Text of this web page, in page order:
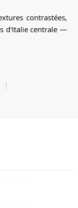
contrastées,
d'Italie centrale —